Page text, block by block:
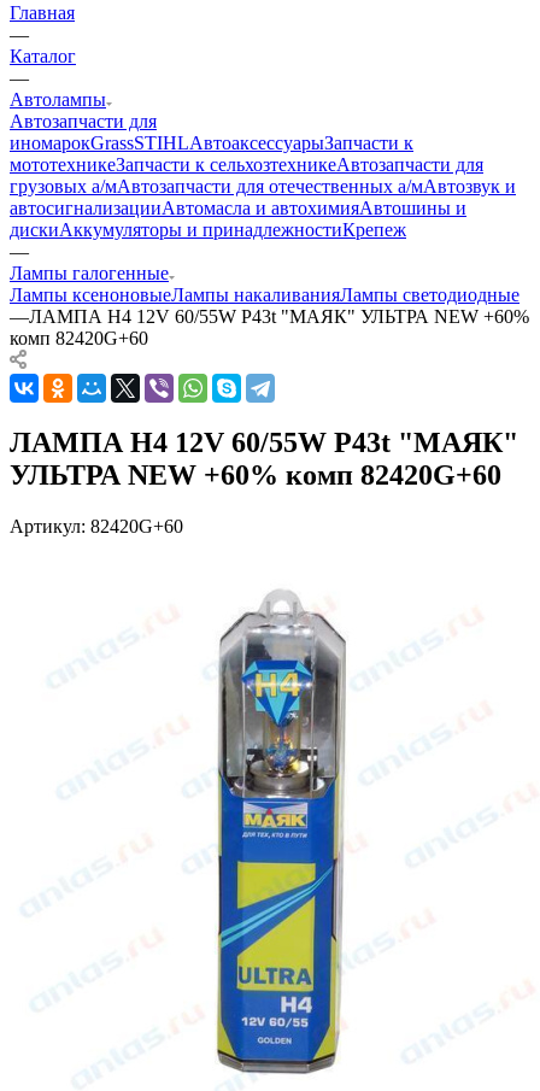
Главная
—
Каталог
—
Автолампы
Автозапчасти для
иномарокGrassSTIHLАвтоаксессуарыЗапчасти к
мототехникеЗапчасти к сельхозтехникеАвтозапчасти для
грузовых а/мАвтозапчасти для отечественных а/мАвтозвук и
автосигнализацииАвтомасла и автохимияАвтошины и
дискиАккумуляторы и принадлежностиКрепеж
—
Лампы галогенные
Лампы ксеноновыеЛампы накаливанияЛампы светодиодные
—ЛАМПА H4 12V 60/55W P43t "МАЯК" УЛЬТРА NEW +60%
комп 82420G+60
ЛАМПА H4 12V 60/55W P43t "МАЯК"
УЛЬТРА NEW +60% комп 82420G+60
Артикул: 82420G+60